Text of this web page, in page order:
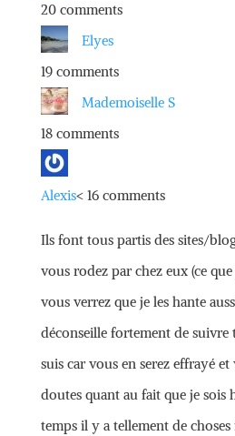
20 comments
Elyes
19 comments
Mademoiselle S
18 comments
Alexis< 16 comments
Ils font tous partis des sites/
vous rodez par chez eux (ce
vous verrez que je les hante
déconseille fortement de suivre
suis car vous en serez effrayé et
doutes quant au fait que je sois
temps il y a tellement de choses